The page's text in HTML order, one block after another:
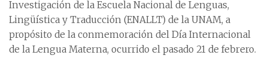
Investigación de la Escuela Nacional de Lenguas,
Lingüística y Traducción (ENALLT) de la UNAM, a
propósito de la conmemoración del Día Internacional
de la Lengua Materna, ocurrido el pasado 21 de febrero.